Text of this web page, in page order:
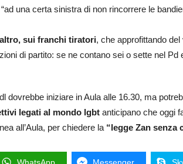
una certa sinistra di non rincorrere le
sui franchi tiratori, che approfittando del
di partito: se ne contano sei o sette nel Pd
dovrebbe iniziare in Aula alle 16.30, ma
legati al mondo lgbt anticipano che oggi
all’Aula, per chiedere la “legge Zan senza